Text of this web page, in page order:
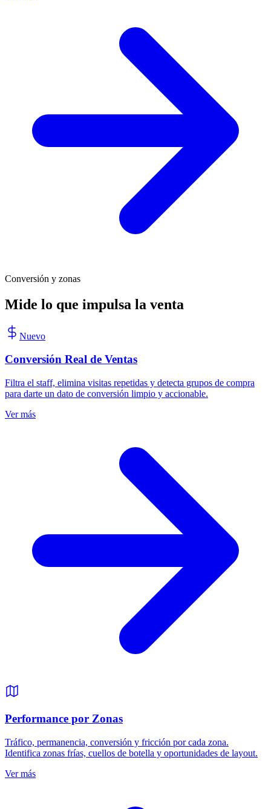
Conversión y zonas
Mide lo que impulsa la venta
Nuevo
Conversión Real de Ventas
Filtra el staff, elimina visitas repetidas y detecta grupos de compra
para darte un dato de conversión limpio y accionable.
Ver más
Performance por Zonas
Tráfico, permanencia, conversión y fricción por cada zona.
Identifica zonas frías, cuellos de botella y oportunidades de layout.
Ver más